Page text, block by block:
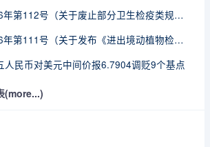
海关总署公告2026年第112号（关于废止部分卫生检疫类规范性文件的公告）
海关总署公告2026年第111号（关于发布《进出境动植物检疫处理监督管理工作规定》《进出境卫生处理监督管理工作规定》的公告）
人民币对美元中间价报6.7904调贬9个基点
(more...)